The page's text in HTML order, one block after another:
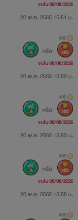
20 พ.ค. 2565 15:51 น.
จบใน 08/08/2026
20 พ.ค. 2565 15:52 น.
400
หรือ 300
จบใน 08/08/2026
20 พ.ค. 2565 15:53 น.
400
หรือ 300
จบใน 08/08/2026
20 พ.ค. 2565 15:55 น.
400
หรือ 300
จบใน 08/08/2026
400